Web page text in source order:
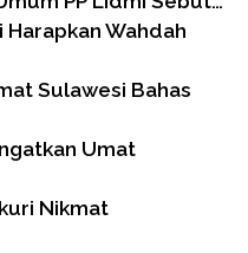
Harapkan Wahdah
Sulawesi Bahas
Umat
Nikmat